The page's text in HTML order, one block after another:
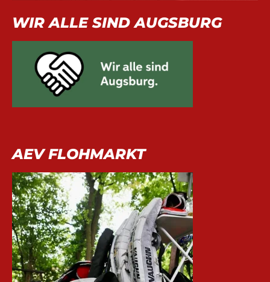
WIR ALLE SIND AUGSBURG
AEV FLOHMARKT